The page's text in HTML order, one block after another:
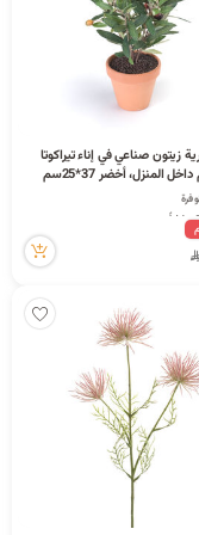
زيتون صناعي في إناء تيراكوتا
المنزل، أخضر 37*25سم